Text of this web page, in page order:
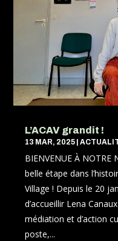
L’ACAV grandit !
13 MAR, 2025 |
BIENVENUE À NOTRE
belle étape dans
Village ! Depuis le 20
d’accueillir Lena
médiation et d’action
poste,...